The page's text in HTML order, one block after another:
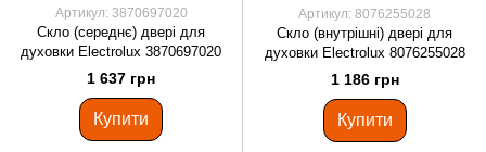
Артикул: 3870697020
Скло (середнє) двері для
духовки Electrolux 3870697020
1 637 грн
Купити
Артикул: 8076255028
Скло (внутрішні) двері для
духовки Electrolux 8076255028
1 186 грн
Купити